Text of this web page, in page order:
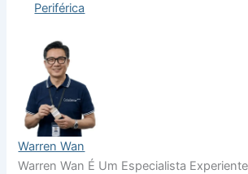
Periférica
Warren Wan
Warren Wan É Um Especialista